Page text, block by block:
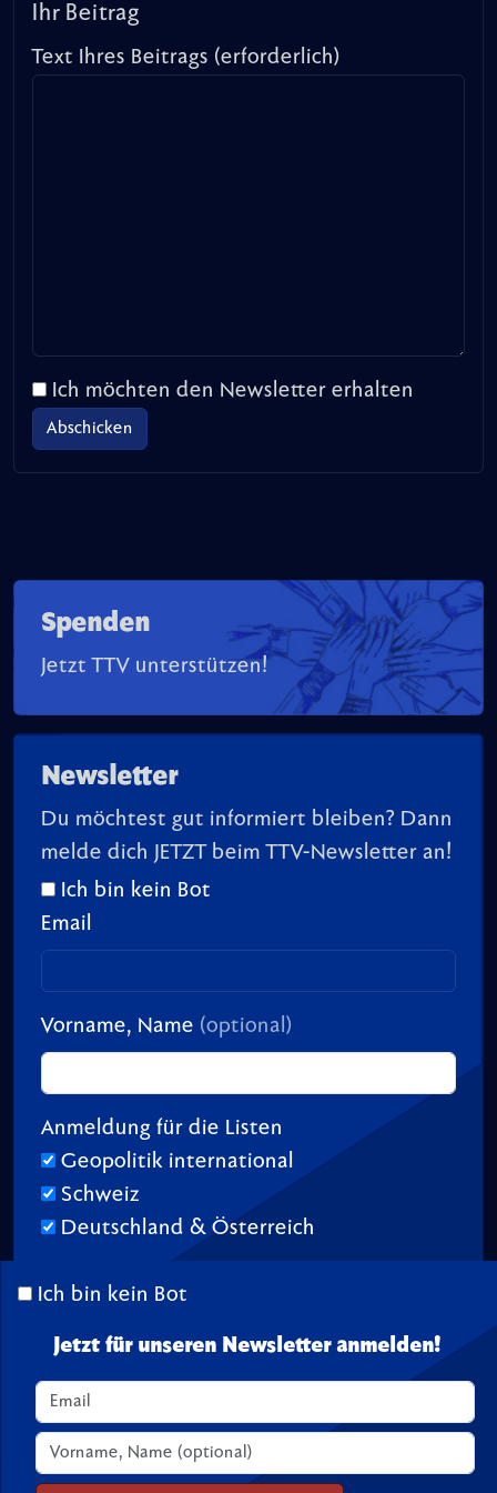
Ihr Beitrag
Text Ihres Beitrags (erforderlich)
Ich möchten den Newsletter erhalten
Spenden
Jetzt TTV unterstützen!
Newsletter
Du möchtest gut informiert bleiben? Dann
melde dich JETZT beim TTV-Newsletter an!
Ich bin kein Bot
Email
Vorname, Name (optional)
Anmeldung für die Listen
Geopolitik international
Schweiz
Deutschland & Österreich
Ich bin kein Bot
Jetzt für unseren Newsletter anmelden!
© 2026 TransitionTV.org -Über-Impressum-Spenden
Seite geladen in 0.02 s